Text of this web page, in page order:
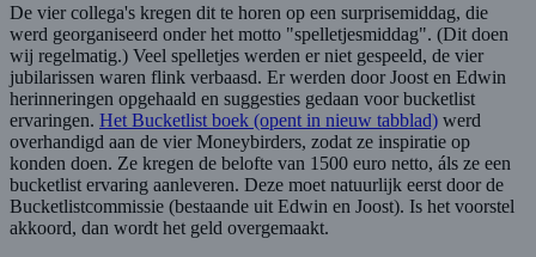
De vier collega's kregen dit te horen op een surprisemiddag, die
werd georganiseerd onder het motto "spelletjesmiddag". (Dit doen
wij regelmatig.) Veel spelletjes werden er niet gespeeld, de vier
jubilarissen waren flink verbaasd. Er werden door Joost en Edwin
herinneringen opgehaald en suggesties gedaan voor bucketlist
ervaringen. Het Bucketlist boek (opent in nieuw tabblad) werd
overhandigd aan de vier Moneybirders, zodat ze inspiratie op
konden doen. Ze kregen de belofte van 1500 euro netto, áls ze een
bucketlist ervaring aanleveren. Deze moet natuurlijk eerst door de
Bucketlistcommissie (bestaande uit Edwin en Joost). Is het voorstel
akkoord, dan wordt het geld overgemaakt.